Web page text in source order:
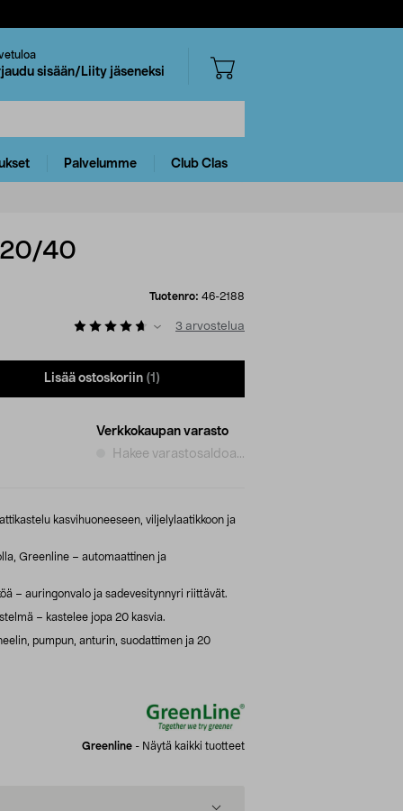
sisään/Liity jäseneksi
Palvelumme Club Clas
40
Tuotenro: 46-2188
3 arvostelua
Lisää ostoskoriin (1)
Verkkokaupan varasto
Hakee varastosaldoa...
kasvihuoneeseen, viljelylaatikkoon ja
Greenline – automaattinen ja
– auringonvalo ja sadevesitynnyri riittävät.
– kastelee jopa 20 kasvia.
pumpun, anturin, suodattimen ja 20
Greenline - Näytä kaikki tuotteet